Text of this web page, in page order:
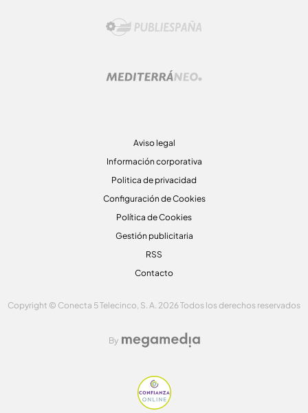
Aviso legal
Información corporativa
Politica de privacidad
Configuración de Cookies
Política de Cookies
Gestión publicitaria
RSS
Contacto
Copyright © Conecta 5 Telecinco, S. A. 2026 Todos los derechos reservados
By